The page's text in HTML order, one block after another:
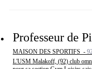
Professeur de
MAISON DES SPORTIFS -
L'USM Malakoff, (92) club